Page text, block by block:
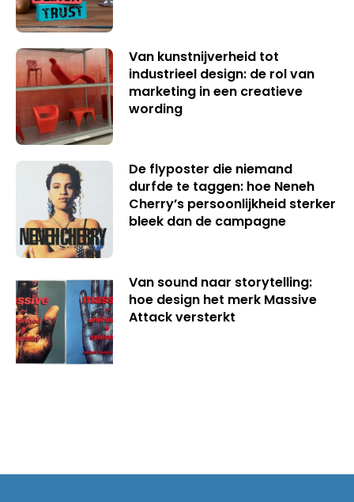
Van kunstnijverheid tot
industrieel design: de rol van
marketing in een creatieve
wording
De flyposter die niemand
durfde te taggen: hoe Neneh
Cherry’s persoonlijkheid sterker
bleek dan de campagne
Van sound naar storytelling:
hoe design het merk Massive
Attack versterkt